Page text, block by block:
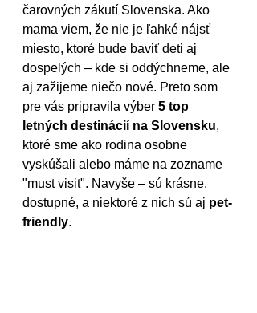
čarovných zákutí Slovenska. Ako
mama viem, že nie je ľahké nájsť
miesto, ktoré bude baviť deti aj
dospelých – kde si oddýchneme, ale
aj zažijeme niečo nové. Preto som
pre vás pripravila výber 5 top
letných destinácií na Slovensku,
ktoré sme ako rodina osobne
vyskúšali alebo máme na zozname
"must visit". Navyše – sú krásne,
dostupné, a niektoré z nich sú aj pet-
friendly.